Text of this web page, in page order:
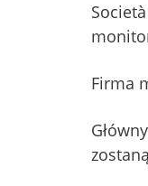
Firma